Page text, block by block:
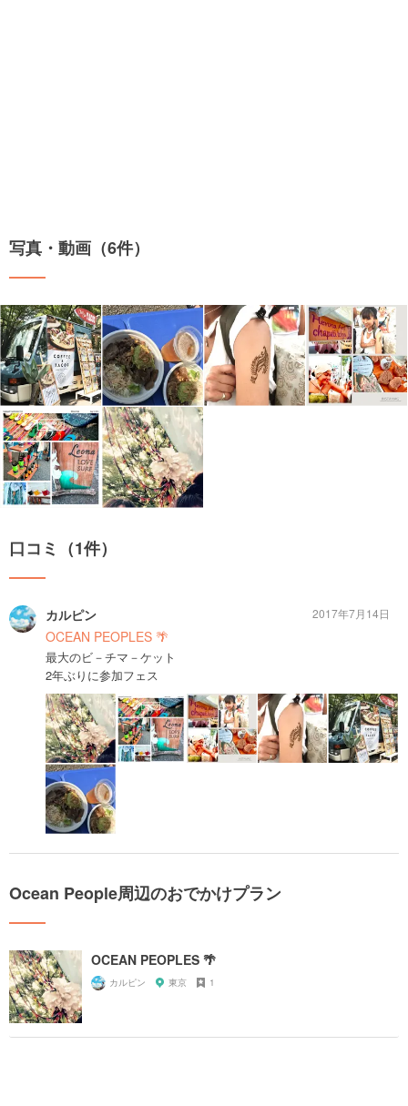
写真・動画（6件）
口コミ（1件）
カルピン
OCEAN PEOPLES 🌴
最大のビ－チマ－ケット
2年ぶりに参加フェス
2017年7月14日
Ocean People周辺のおでかけプラン
OCEAN PEOPLES 🌴
カルピン 東京 1